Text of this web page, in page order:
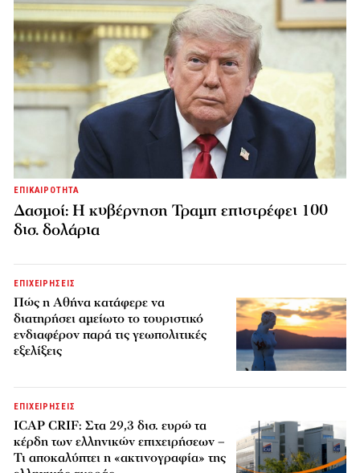
ΕΠΙΚΑΙΡΟΤΗΤΑ
Δασμοί: Η κυβέρνηση Τραμπ επιστρέφει 100
δισ. δολάρια
ΕΠΙΧΕΙΡΗΣΕΙΣ
Πώς η Αθήνα κατάφερε να
διατηρήσει αμείωτο το τουριστικό
ενδιαφέρον παρά τις γεωπολιτικές
εξελίξεις
ΕΠΙΧΕΙΡΗΣΕΙΣ
ICAP CRIF: Στα 29,3 δισ. ευρώ τα
κέρδη των ελληνικών επιχειρήσεων –
Τι αποκαλύπτει η «ακτινογραφία» της